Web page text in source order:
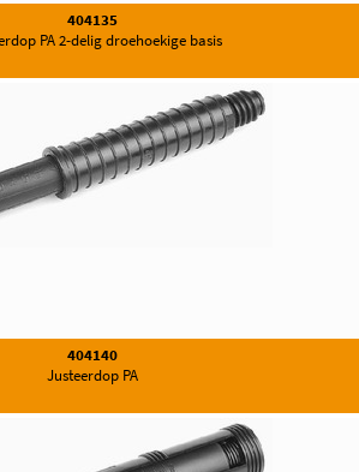
404135
PA 2-delig droehoekige basis
404140
Justeerdop PA